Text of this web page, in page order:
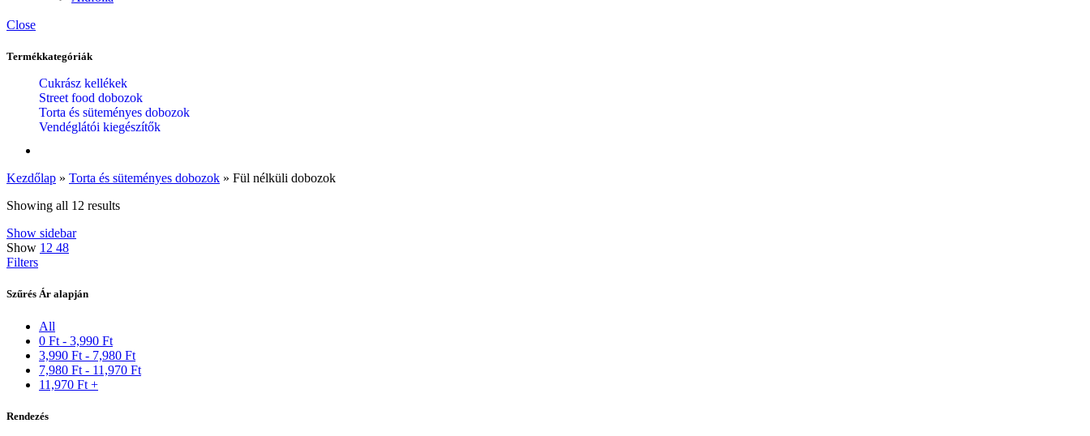
Close
Termékkategóriák
Cukrász kellékek
Street food dobozok
Torta és süteményes dobozok
Vendéglátói kiegészítők
Kezdőlap » Torta és süteményes dobozok » Fül nélküli dobozok
Showing all 12 results
Show sidebar
Show 12 48
Filters
Szűrés Ár alapján
All
0 Ft - 3,990 Ft
3,990 Ft - 7,980 Ft
7,980 Ft - 11,970 Ft
11,970 Ft +
Rendezés